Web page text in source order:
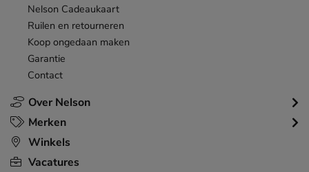
Over Nelson
Nelson Cadeaukaart
Ruilen en retourneren
Koop ongedaan maken
Garantie
Contact
Merken
Winkels
Vacatures